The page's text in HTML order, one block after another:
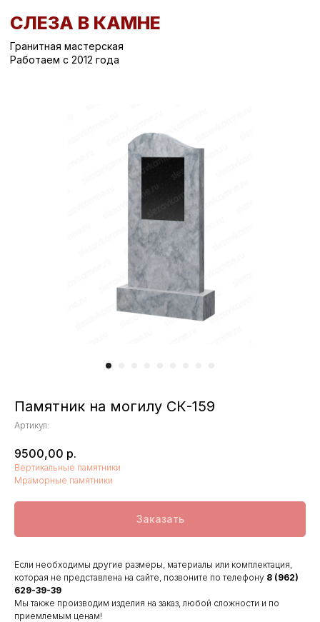
СЛЕЗА В КАМНЕ
Работаем с 2012 года
Вернуться назад / Вертикальные памятники на могилу
Памятник на могилу СК-159
Памятник на могилу СК-159
Артикул:
9500,00 р.
Вертикальные памятники
Мраморные памятники
Заказать
Если необходимы другие размеры, материалы или комплектация,
которая не представлена на сайте, позвоните по телефону 8 (962)
629-39-39
Мы также производим изделия на заказ, любой сложности и по
приемлемым ценам!